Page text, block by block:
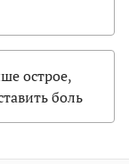
острое,
боль